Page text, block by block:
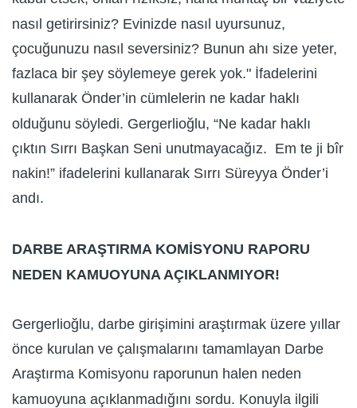
nasıl getirirsiniz? Evinizde nasıl uyursunuz,
çocuğunuzu nasıl seversiniz? Bunun ahı size yeter,
fazlaca bir şey söylemeye gerek yok." İfadelerini
kullanarak Önder’in cümlelerin ne kadar haklı
olduğunu söyledi. Gergerlioğlu, “Ne kadar haklı
çıktın Sırrı Başkan Seni unutmayacağız. Em te ji bîr
nakin!” ifadelerini kullanarak Sırrı Süreyya Önder’i
andı.
DARBE ARAŞTIRMA KOMİSYONU RAPORU
NEDEN KAMUOYUNA AÇIKLANMIYOR!
Gergerlioğlu, darbe girişimini araştırmak üzere yıllar
önce kurulan ve çalışmalarını tamamlayan Darbe
Araştırma Komisyonu raporunun halen neden
kamuoyuna açıklanmadığını sordu. Konuyla ilgili